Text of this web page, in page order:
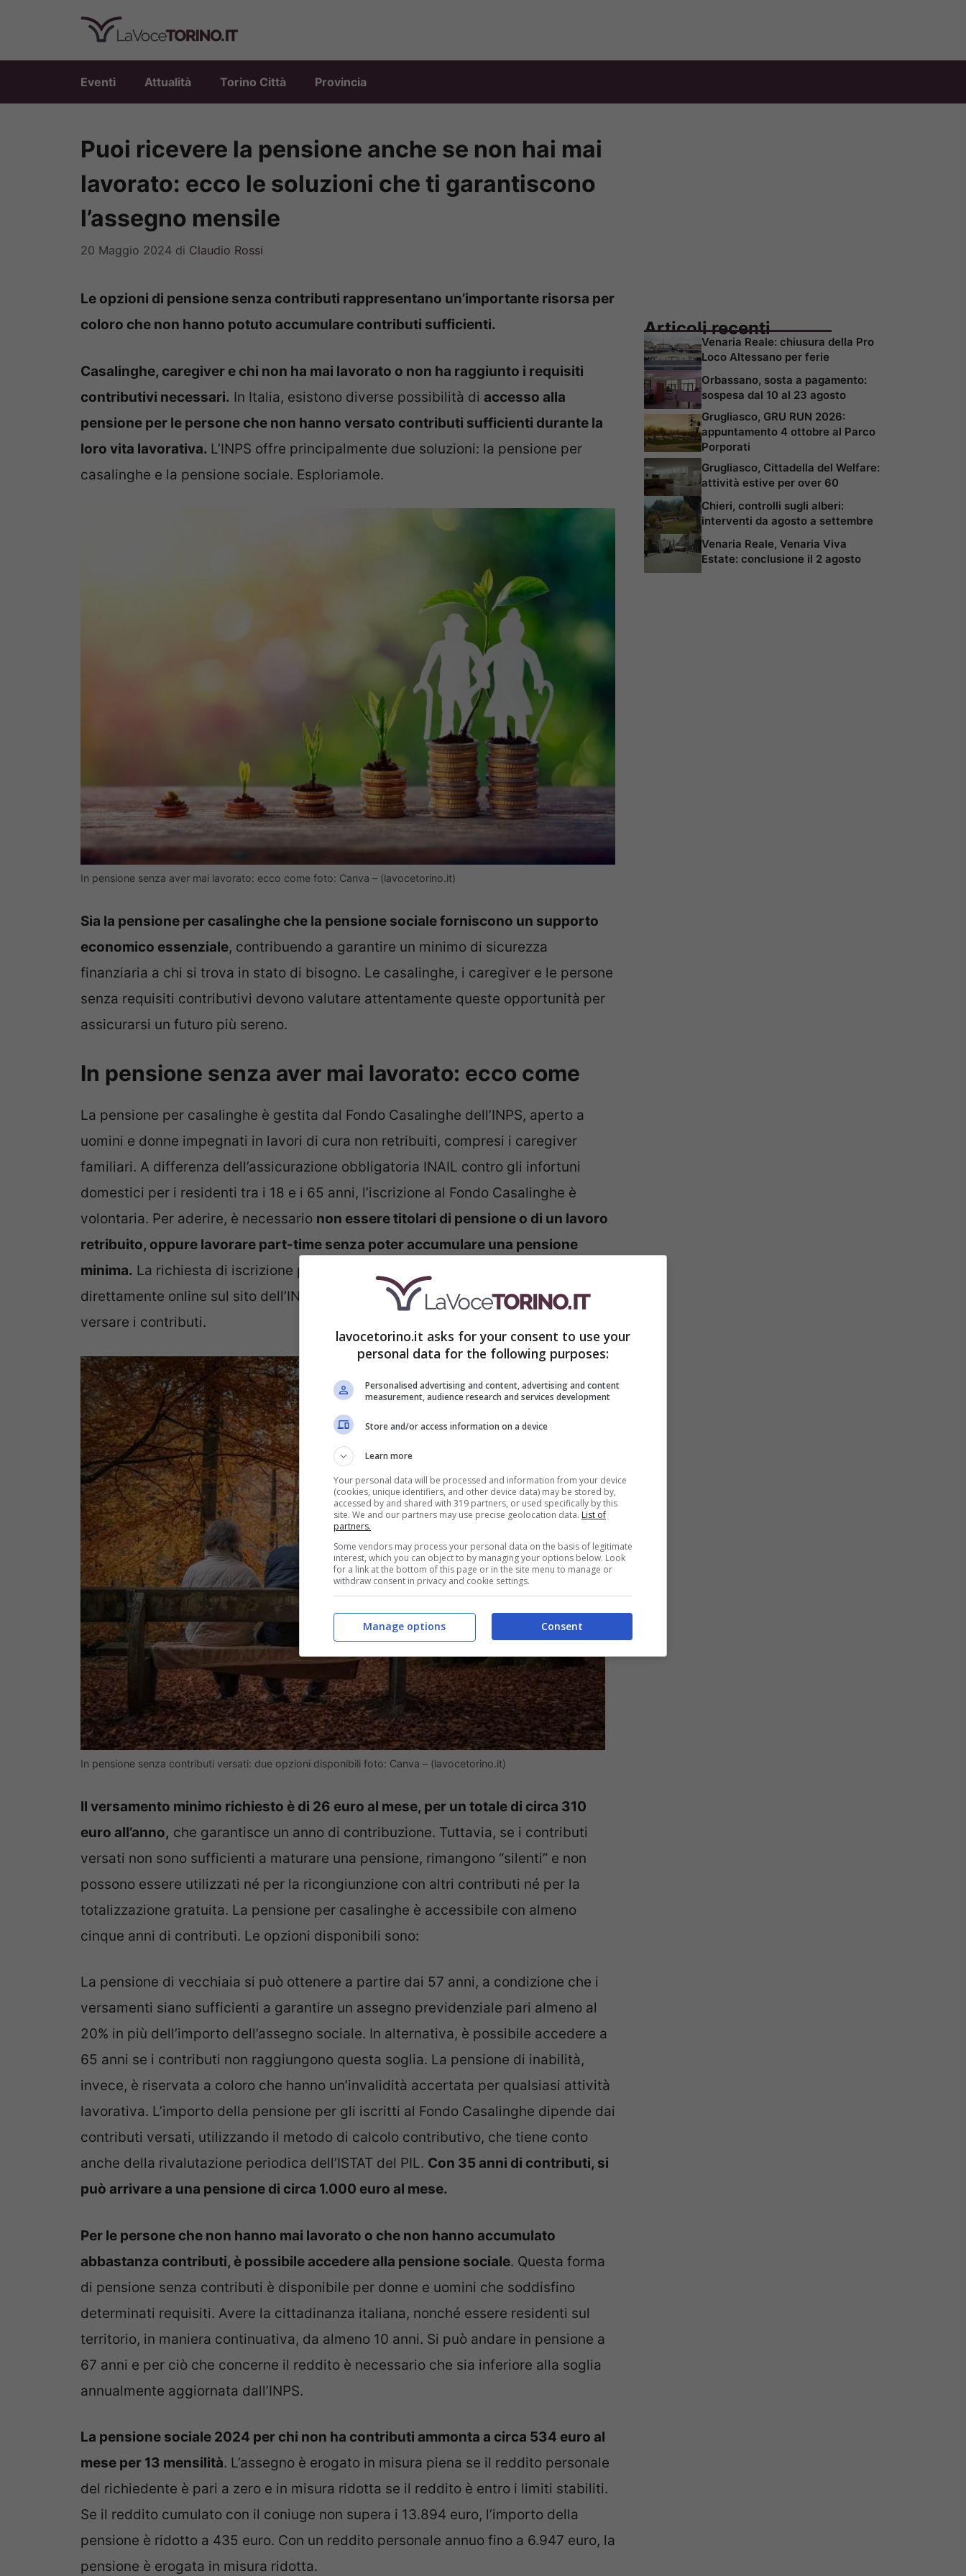
contenuto
Eventi Attualità Torino Città Provincia
Puoi ricevere la pensione anche se non hai mai
lavorato: ecco le soluzioni che ti garantiscono
l’assegno mensile
20 Maggio 2024 di Claudio Rossi
Le opzioni di pensione senza contributi rappresentano un’importante risorsa per
coloro che non hanno potuto accumulare contributi sufficienti.
Casalinghe, caregiver e chi non ha mai lavorato o non ha raggiunto i requisiti
contributivi necessari. In Italia, esistono diverse possibilità di accesso alla
pensione per le persone che non hanno versato contributi sufficienti durante la
loro vita lavorativa. L’INPS offre principalmente due soluzioni: la pensione per
casalinghe e la pensione sociale. Esploriamole.
In pensione senza aver mai lavorato: ecco come foto: Canva – (lavocetorino.it)
Sia la pensione per casalinghe che la pensione sociale forniscono un supporto
economico essenziale, contribuendo a garantire un minimo di sicurezza
finanziaria a chi si trova in stato di bisogno. Le casalinghe, i caregiver e le persone
senza requisiti contributivi devono valutare attentamente queste opportunità per
assicurarsi un futuro più sereno.
In pensione senza aver mai lavorato: ecco come
La pensione per casalinghe è gestita dal Fondo Casalinghe dell’INPS, aperto a
uomini e donne impegnati in lavori di cura non retribuiti, compresi i caregiver
familiari. A differenza dell’assicurazione obbligatoria INAIL contro gli infortuni
domestici per i residenti tra i 18 e i 65 anni, l’iscrizione al Fondo Casalinghe è
volontaria. Per aderire, è necessario non essere titolari di pensione o di un lavoro
retribuito, oppure lavorare part-time senza poter accumulare una pensione
minima. La richiesta di iscrizione può essere effettuata tramite il Patronato INAC o
direttamente online sul sito dell’INPS. Una volta iscritti, è possibile iniziare a
versare i contributi.
In pensione senza contributi versati: due opzioni disponibili foto: Canva – (lavocetorino.it)
Il versamento minimo richiesto è di 26 euro al mese, per un totale di circa 310
euro all’anno, che garantisce un anno di contribuzione. Tuttavia, se i contributi
versati non sono sufficienti a maturare una pensione, rimangono “silenti” e non
possono essere utilizzati né per la ricongiunzione con altri contributi né per la
totalizzazione gratuita. La pensione per casalinghe è accessibile con almeno
cinque anni di contributi. Le opzioni disponibili sono:
La pensione di vecchiaia si può ottenere a partire dai 57 anni, a condizione che i
versamenti siano sufficienti a garantire un assegno previdenziale pari almeno al
20% in più dell’importo dell’assegno sociale. In alternativa, è possibile accedere a
65 anni se i contributi non raggiungono questa soglia. La pensione di inabilità,
invece, è riservata a coloro che hanno un’invalidità accertata per qualsiasi attività
lavorativa. L’importo della pensione per gli iscritti al Fondo Casalinghe dipende dai
contributi versati, utilizzando il metodo di calcolo contributivo, che tiene conto
anche della rivalutazione periodica dell’ISTAT del PIL. Con 35 anni di contributi, si
può arrivare a una pensione di circa 1.000 euro al mese.
Per le persone che non hanno mai lavorato o che non hanno accumulato
abbastanza contributi, è possibile accedere alla pensione sociale. Questa forma
di pensione senza contributi è disponibile per donne e uomini che soddisfino
determinati requisiti. Avere la cittadinanza italiana, nonché essere residenti sul
territorio, in maniera continuativa, da almeno 10 anni. Si può andare in pensione a
67 anni e per ciò che concerne il reddito è necessario che sia inferiore alla soglia
annualmente aggiornata dall’INPS.
La pensione sociale 2024 per chi non ha contributi ammonta a circa 534 euro al
mese per 13 mensilità. L’assegno è erogato in misura piena se il reddito personale
del richiedente è pari a zero e in misura ridotta se il reddito è entro i limiti stabiliti.
Se il reddito cumulato con il coniuge non supera i 13.894 euro, l’importo della
pensione è ridotto a 435 euro. Con un reddito personale annuo fino a 6.947 euro, la
pensione è erogata in misura ridotta.
Articoli recenti
Venaria Reale: chiusura della Pro
Loco Altessano per ferie
Orbassano, sosta a pagamento:
sospesa dal 10 al 23 agosto
Grugliasco, GRU RUN 2026:
appuntamento 4 ottobre al Parco
Porporati
Grugliasco, Cittadella del Welfare:
attività estive per over 60
Chieri, controlli sugli alberi:
interventi da agosto a settembre
Venaria Reale, Venaria Viva
Estate: conclusione il 2 agosto
lavocetorino.it asks for your consent to use your
personal data for the following purposes:
Personalised advertising and content, advertising and content
measurement, audience research and services development
Store and/or access information on a device
Learn more
Your personal data will be processed and information from your device
(cookies, unique identifiers, and other device data) may be stored by,
accessed by and shared with 319 partners, or used specifically by this
site. We and our partners may use precise geolocation data. List of
partners.
Some vendors may process your personal data on the basis of legitimate
interest, which you can object to by managing your options below. Look
for a link at the bottom of this page or in the site menu to manage or
withdraw consent in privacy and cookie settings.
Consent
Manage options